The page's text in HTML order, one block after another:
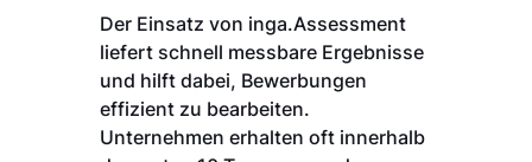
Der Einsatz von inga.Assessment
liefert schnell messbare Ergebnisse
und hilft dabei, Bewerbungen
effizient zu bearbeiten.
Unternehmen erhalten oft innerhalb